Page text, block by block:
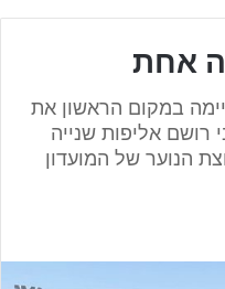
אחת
במקום הראשון את
רושם אליפות שנייה
הנוער של המועדון